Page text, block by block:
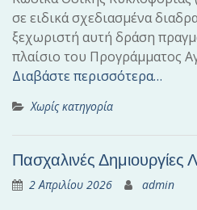
σε ειδικά σχεδιασμένα
ξεχωριστή αυτή δράση
πλαίσιο του Προγράμματος
Διαβάστε περισσότερα…
Χωρίς κατηγορία
Πασχαλινές
2 Απριλίου 2026 admin